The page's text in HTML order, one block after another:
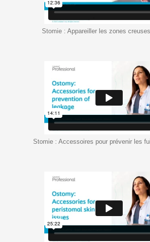
Stomie : Appareiller les zones
Stomie : Accessoires pour prévenir les